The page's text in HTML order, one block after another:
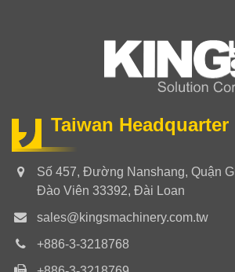
Taiwan Headquarter
Số 457, Đường Nanshang, Quận
Đào Viên 33392, Đài Loan
sales@kingsmachinery.com.tw
+886-3-3218768